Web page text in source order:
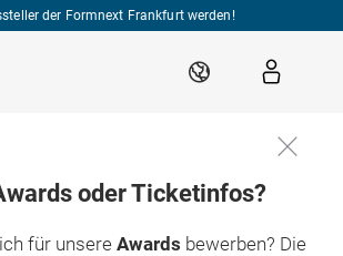
der Formnext Frankfurt werden!
DE
oder Ticketinfos?
für unsere Awards bewerben? Die